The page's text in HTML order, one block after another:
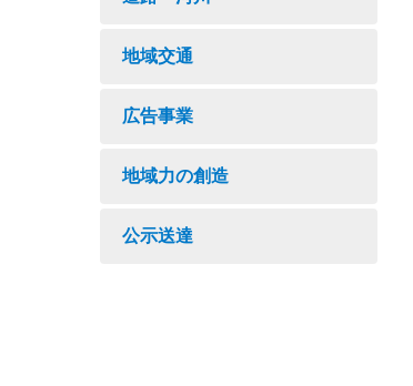
地域交通
広告事業
地域力の創造
公示送達